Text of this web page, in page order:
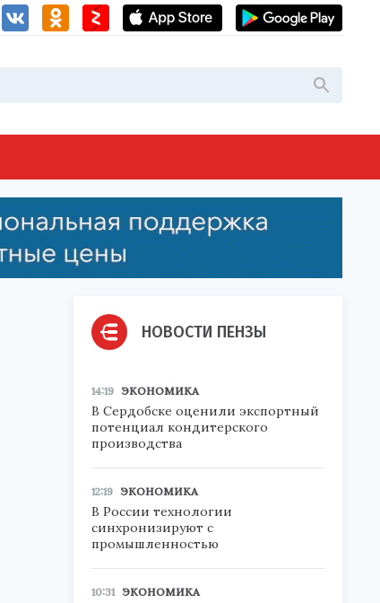
НОВОСТИ ПЕНЗЫ
14:19 ЭКОНОМИКА
В Сердобске оценили экспортный
потенциал кондитерского
производства
12:19 ЭКОНОМИКА
В России технологии
синхронизируют с
промышленностью
10:31 ЭКОНОМИКА